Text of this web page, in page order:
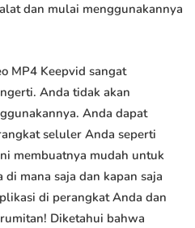
dan mulai menggunakannya
MP4 Keepvid sangat
Anda tidak akan
Anda dapat
seluler Anda seperti
membuatnya mudah untuk
mana saja dan kapan saja
di perangkat Anda dan
Diketahui bahwa